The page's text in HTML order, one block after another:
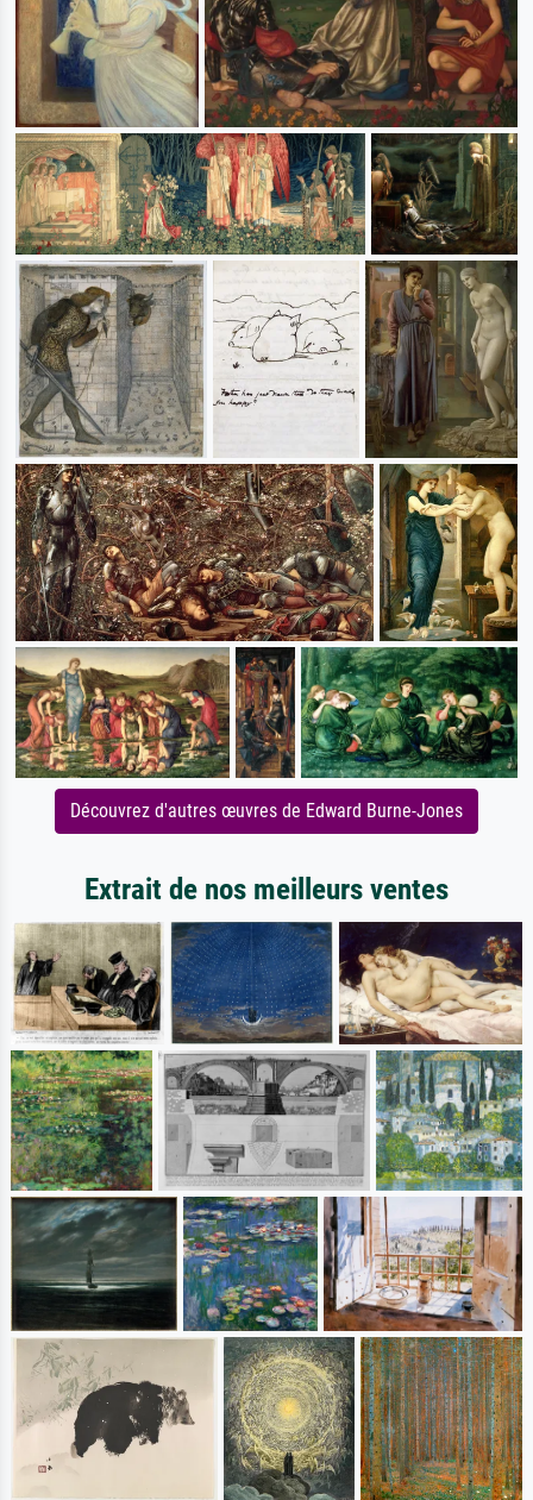
Découvrez d'autres œuvres de Edward Burne-Jones
Extrait de nos meilleurs ventes